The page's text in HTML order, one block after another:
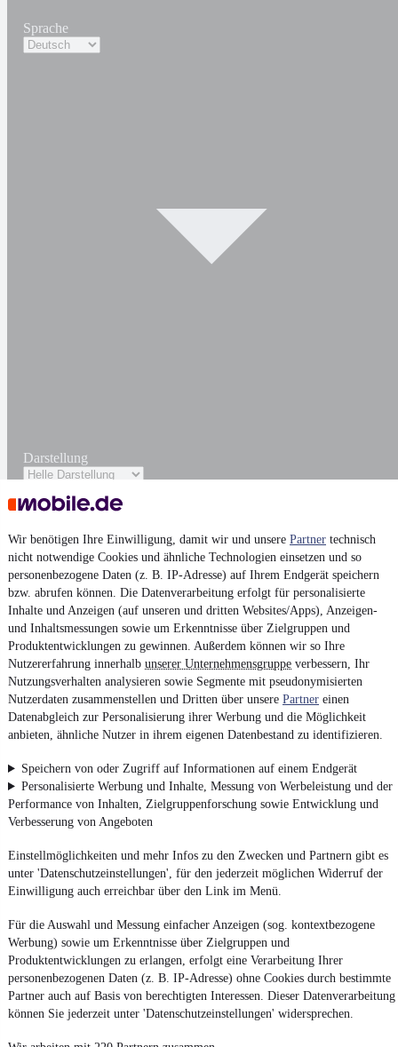
Wir benötigen Ihre Einwilligung, damit wir und unsere Partner technisch
nicht notwendige Cookies und ähnliche Technologien einsetzen und so
personenbezogene Daten (z. B. IP-Adresse) auf Ihrem Endgerät speichern
bzw. abrufen können. Die Datenverarbeitung erfolgt für personalisierte
Inhalte und Anzeigen (auf unseren und dritten Websites/Apps), Anzeigen-
und Inhaltsmessungen sowie um Erkenntnisse über Zielgruppen und
Produktentwicklungen zu gewinnen. Außerdem können wir so Ihre
Nutzererfahrung innerhalb unserer Unternehmensgruppe verbessern, Ihr
Nutzungsverhalten analysieren sowie Segmente mit pseudonymisierten
Nutzerdaten zusammenstellen und Dritten über unsere Partner einen
Datenabgleich zur Personalisierung ihrer Werbung und die Möglichkeit
anbieten, ähnliche Nutzer in ihrem eigenen Datenbestand zu identifizieren.
Speichern von oder Zugriff auf Informationen auf einem Endgerät
Personalisierte Werbung und Inhalte, Messung von Werbeleistung und der
Performance von Inhalten, Zielgruppenforschung sowie Entwicklung und
Verbesserung von Angeboten
Einstellmöglichkeiten und mehr Infos zu den Zwecken und Partnern gibt es
unter 'Datenschutzeinstellungen', für den jederzeit möglichen Widerruf der
Einwilligung auch erreichbar über den Link im Menü.
Für die Auswahl und Messung einfacher Anzeigen (sog. kontextbezogene
Werbung) sowie um Erkenntnisse über Zielgruppen und
Produktentwicklungen zu erlangen, erfolgt eine Verarbeitung Ihrer
personenbezogenen Daten (z. B. IP-Adresse) ohne Cookies durch bestimmte
Partner auch auf Basis von berechtigten Interessen. Dieser Datenverarbeitung
können Sie jederzeit unter 'Datenschutzeinstellungen' widersprechen.
Sprache
Darstellung